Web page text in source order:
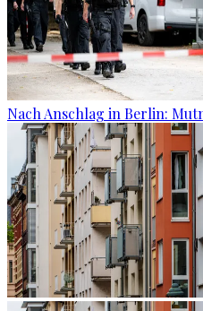
Nach Anschlag in Berlin: